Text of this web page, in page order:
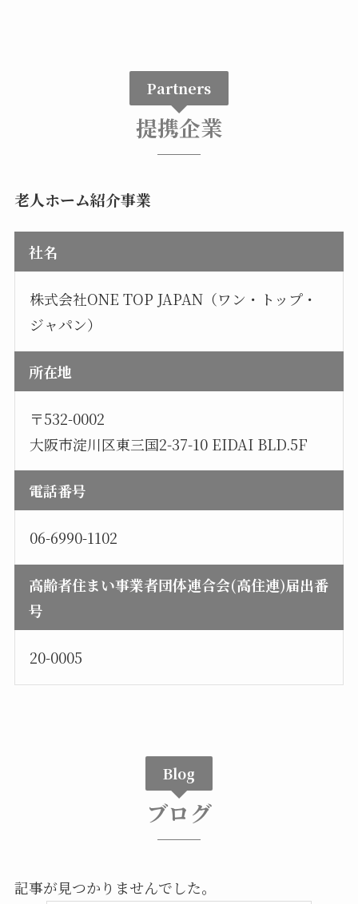
Partners
提携企業
老人ホーム紹介事業
社名
株式会社ONE TOP JAPAN（ワン・トップ・
ジャパン）
所在地
〒532-0002
大阪市淀川区東三国2-37-10 EIDAI BLD.5F
電話番号
06-6990-1102
高齢者住まい事業者団体連合会(高住連)届出番
号
20-0005
Blog
ブログ
記事が見つかりませんでした。